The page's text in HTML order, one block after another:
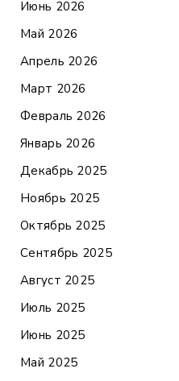
Июнь 2026
Май 2026
Апрель 2026
Март 2026
Февраль 2026
Январь 2026
Декабрь 2025
Ноябрь 2025
Октябрь 2025
Сентябрь 2025
Август 2025
Июль 2025
Июнь 2025
Май 2025